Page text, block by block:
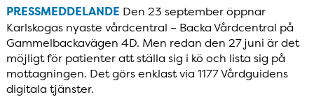
PRESSMEDDELANDE Den 23 september öppnar
Karlskogas nyaste vårdcentral – Backa Vårdcentral på
Gammelbackavägen 4D. Men redan den 27 juni är det
möjligt för patienter att ställa sig i kö och lista sig på
mottagningen. Det görs enklast via 1177 Vårdguidens
digitala tjänster.